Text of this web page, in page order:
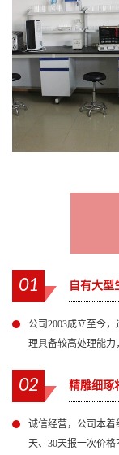
01 自有大
公司2003成立至今
理具备较高处理能
02 精雕细琢
诚信经营，公司本着
天、30天报一次价